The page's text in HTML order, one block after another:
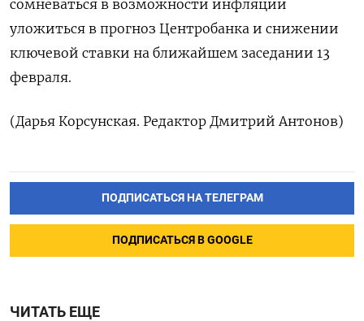
сомневаться в ‍возможности инфляции
уложиться в прогноз Центробанка и снижении
ключевой ставки на ближайшем заседании ⁠13
февраля.
(Дарья Корсунская. Редактор Дмитрий Антонов)
ПОДПИСАТЬСЯ НА ТЕЛЕГРАМ
ПОДПИСАТЬСЯ В GOOGLE
ЧИТАТЬ ЕЩЕ